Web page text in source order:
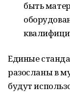
быть
Единые
разосланы в
будут